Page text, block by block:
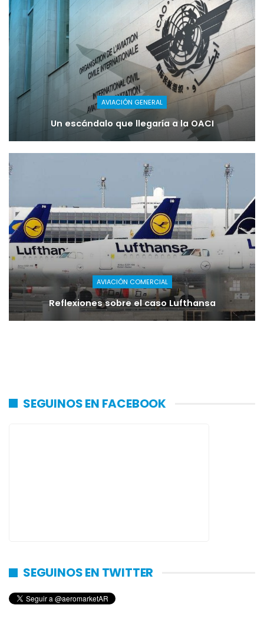
AVIACIÓN GENERAL
Un escándalo que llegaría a la OACI
AVIACIÓN COMERCIAL
Reflexiones sobre el caso Lufthansa
SEGUINOS EN FACEBOOK
SEGUINOS EN TWITTER